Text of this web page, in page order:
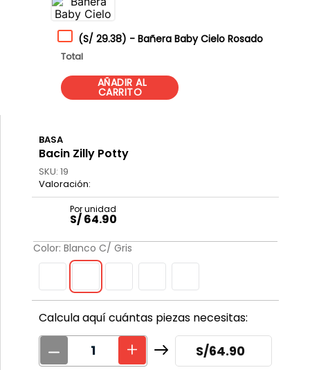
(S/ 29.38) -Bañera Baby Cielo Rosado
Total
BASA
Bacin Zilly Potty
SKU: 19
S/64.90
Color: Blanco C/ Gris
Calcula aquí cuántas piezas necesitas:
S/64.90